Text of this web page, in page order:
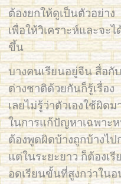
ต้องยกให้ดูเป็นตัวอย่าง
เพื่อให้วิเคราะห์และจะ
ขึ้น
บางคนเรียนอยู่จีน สื่อกั
ต่างชาติด้วยกันก็รู้เรื่อง
เลยไม่รู้ว่าตัวเองใช้ผิด
ในการแก้ปัญหาเฉพาะ
ต้องพูดผิดบ้างถูกบ้างไป
แต่ในระยะยาว ก็ต้องเ
อดเรียนขั้นที่สูงกว่าใน